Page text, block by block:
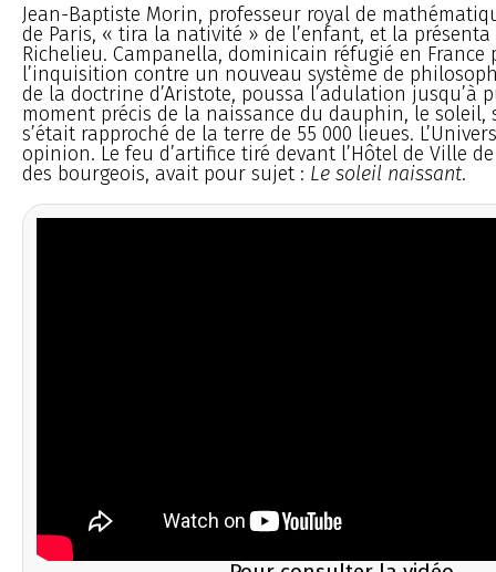
Jean-Baptiste Morin, professeur royal de
de Paris, « tira la nativité » de l’enfant, et la
Richelieu. Campanella, dominicain réfugié en France
l’inquisition contre un nouveau système de
de la doctrine d’Aristote, poussa l’adulation jusqu’à
moment précis de la naissance du dauphin, le soleil,
s’était rapproché de la terre de 55 000 lieues.
opinion. Le feu d’artifice tiré devant l’Hôtel de Ville
des bourgeois, avait pour sujet : Le soleil naissant.